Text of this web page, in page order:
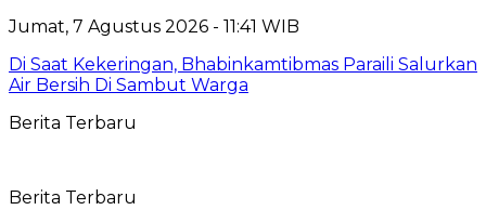
Jumat, 7 Agustus 2026 - 11:41 WIB
Di Saat Kekeringan, Bhabinkamtibmas Paraili Salurkan
Air Bersih Di Sambut Warga
Berita Terbaru
Berita Terbaru